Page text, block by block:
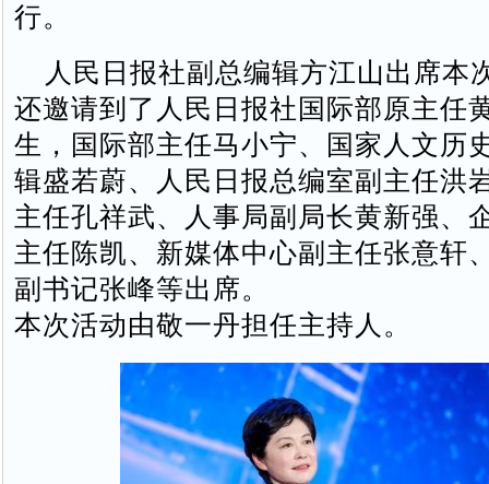
行。
人民日报社副总编辑方江山出席本
还邀请到了人民日报社国际部原主任
生，国际部主任马小宁、国家人文历
辑盛若蔚、人民日报总编室副主任洪
主任孔祥武、人事局副局长黄新强、
主任陈凯、新媒体中心副主任张意轩
副书记张峰等出席。
本次活动由敬一丹担任主持人。